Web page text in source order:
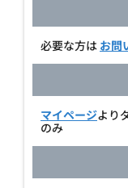
必要な方は お問
マイページより
のみ